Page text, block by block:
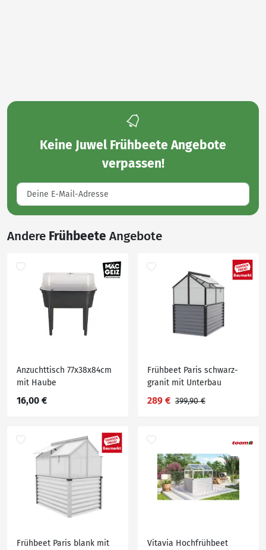
Keine Juwel Frühbeete Angebote
verpassen!
Andere Frühbeete Angebote
Anzuchttisch 77x38x84cm
mit Haube
16,00 €
Frühbeet Paris schwarz-
granit mit Unterbau
289 € 399,90 €
Frühbeet Paris blank mit
Vitavia Hochfrühbeet